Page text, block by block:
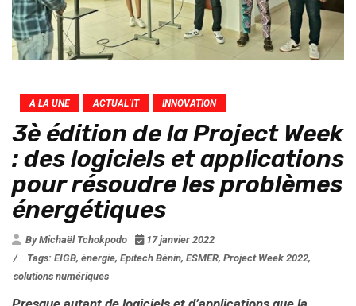
A LA UNE ACTUAL’IT INNOVATION
3è édition de la Project Week
: des logiciels et applications
pour résoudre les problèmes
énergétiques
By Michaël Tchokpodo
17 janvier 2022
/
Tags: EIGB, énergie, Epitech Bénin, ESMER, Project Week 2022,
solutions numériques